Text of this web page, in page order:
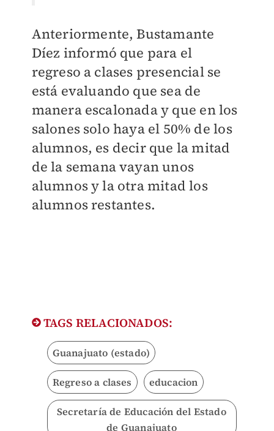
Anteriormente, Bustamante
Díez informó que para el
regreso a clases presencial se
está evaluando que sea de
manera escalonada y que en los
salones solo haya el 50% de los
alumnos, es decir que la mitad
de la semana vayan unos
alumnos y la otra mitad los
alumnos restantes.
TAGS RELACIONADOS:
Guanajuato (estado)
Regreso a clases educacion
Secretaría de Educación del Estado
de Guanajuato